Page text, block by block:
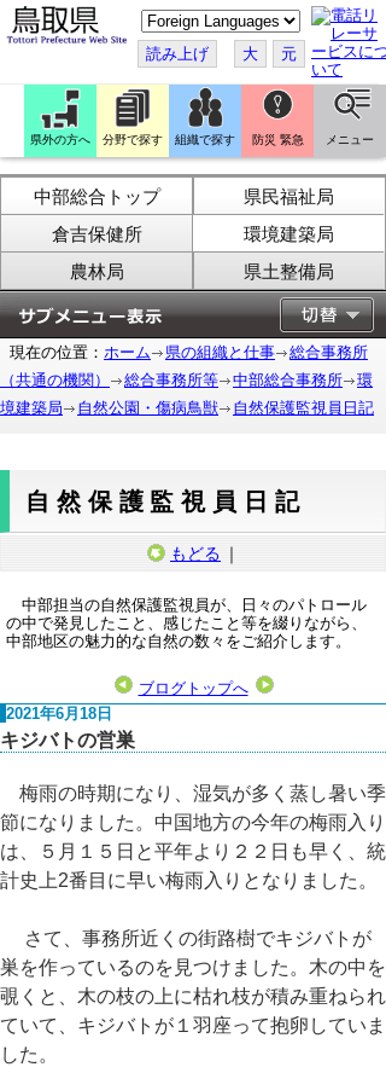
こ
の
ペ
ー
ジ
翻
訳
す
る
読み上げ 大 元
県外の方へ 分野で探す 組織で探す 防災 緊急 メニュー
中部総合トップ
県民福祉局
倉吉保健所
環境建築局
農林局
県土整備局
現在の位置： ホーム 県の組織と仕事
総合事務所
（共通の機関）
総合事務所等 中部総合事務所
環
境建築局
自然公園・傷病鳥獣 自然保護監視員日記
自然保護監視員日記
もどる ｜
中部担当の自然保護監視員が、日々のパトロール
の中で発見したこと、感じたこと等を綴りながら、
中部地区の魅力的な自然の数々をご紹介します。
ブログトップへ
2021年6月18日
キジバトの営巣
梅雨の時期になり、湿気が多く蒸し暑い季
節になりました。中国地方の今年の梅雨入り
は、５月１５日と平年より２２日も早く、統
計史上2番目に早い梅雨入りとなりました。
さて、事務所近くの街路樹でキジバトが
巣を作っているのを見つけました。木の中を
覗くと、木の枝の上に枯れ枝が積み重ねられ
ていて、キジバトが１羽座って抱卵していま
した。